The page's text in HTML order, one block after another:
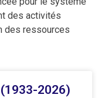
des activités
des ressources
2026)